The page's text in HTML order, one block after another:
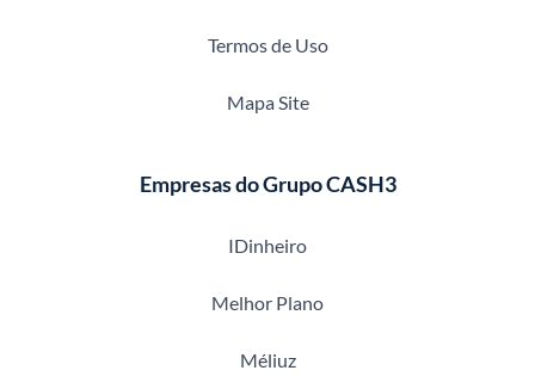
Termos de Uso
Mapa Site
Empresas do Grupo CASH3
IDinheiro
Melhor Plano
Méliuz